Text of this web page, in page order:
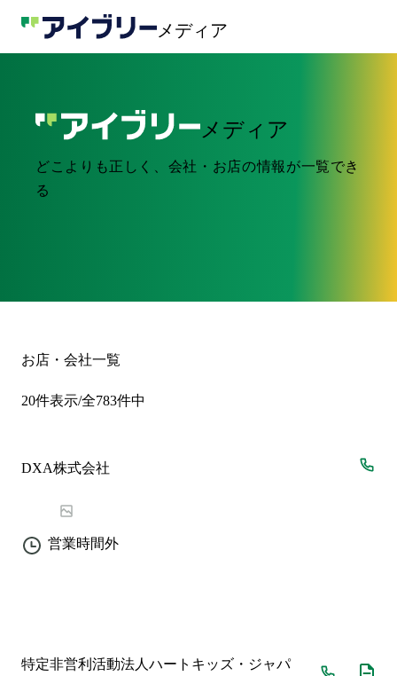
メディア
メディア
どこよりも正しく、会社・お店の情報が一覧でき
る
お店・会社一覧
20件表示/全783件中
DXA株式会社
営業時間外
特定非営利活動法人ハートキッズ・ジャパ